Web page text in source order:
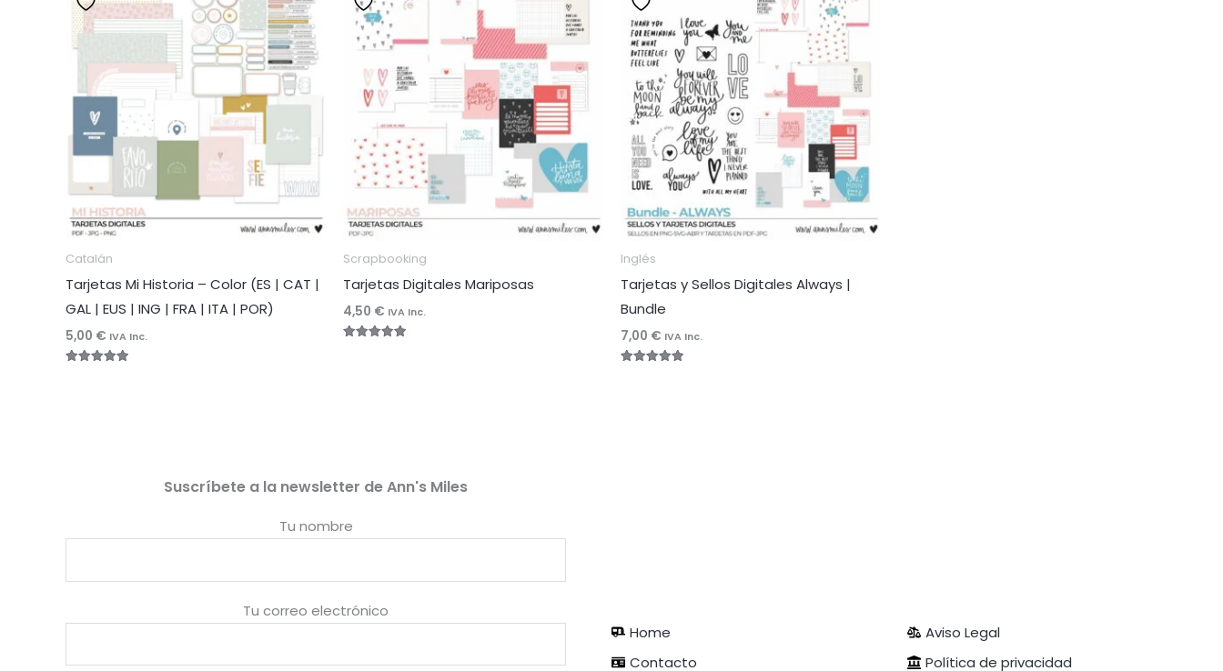
Catalán
Tarjetas Mi Historia – Color (ES | CAT |
GAL | EUS | ING | FRA | ITA | POR)
5,00 € IVA Inc.
Scrapbooking
Tarjetas Digitales Mariposas
4,50 € IVA Inc.
Inglés
Tarjetas y Sellos Digitales Always |
Bundle
7,00 € IVA Inc.
Suscríbete a la newsletter de Ann's Miles
Tu nombre
Tu correo electrónico
Home
Contacto
Aviso Legal
Política de privacidad